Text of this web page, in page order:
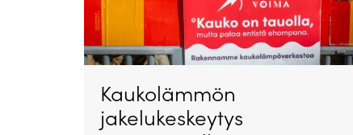
Kaukolämmön
jakelukeskeytys